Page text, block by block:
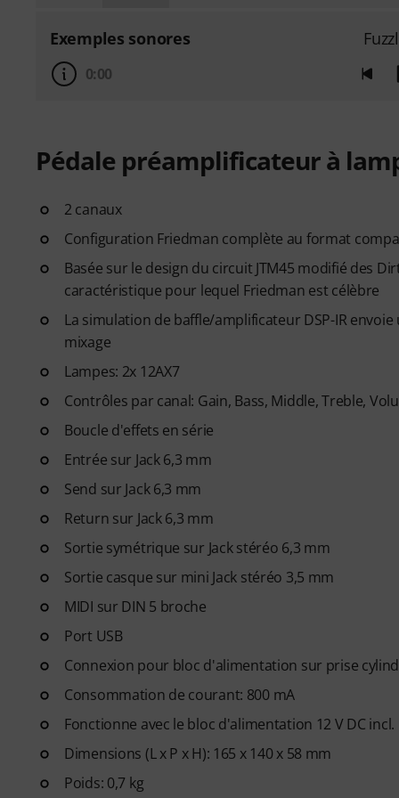
Exemples sonores
0:00
Pédale préamplificateur à
2 canaux
Configuration Friedman complète au format
Basée sur le design du circuit JTM45 modifié des
caractéristique pour lequel Friedman est célèbre
La simulation de baffle/amplificateur DSP-IR
mixage
Lampes: 2x 12AX7
Contrôles par canal: Gain, Bass, Middle, Treble,
Boucle d'effets en série
Entrée sur Jack 6,3 mm
Send sur Jack 6,3 mm
Return sur Jack 6,3 mm
Sortie symétrique sur Jack stéréo 6,3 mm
Sortie casque sur mini Jack stéréo 3,5 mm
MIDI sur DIN 5 broche
Port USB
Connexion pour bloc d'alimentation sur prise
Consommation de courant: 800 mA
Fonctionne avec le bloc d'alimentation 12 V DC incl.
Dimensions (L x P x H): 165 x 140 x 58 mm
Poids: 0,7 kg